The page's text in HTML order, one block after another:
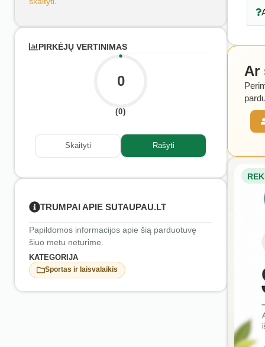
PIRKĖJŲ VERTINIMAS
0
(0)
Skaityti Rašyti
TRUMPAI APIE SUTAUPAU.LT
Papildomos informacijos apie šią parduotuvę
šiuo metu neturime.
KATEGORIJA
Sportas ir laisvalaikis
Ar